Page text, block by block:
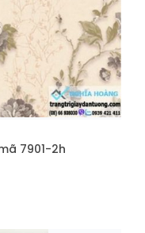
7901-2h